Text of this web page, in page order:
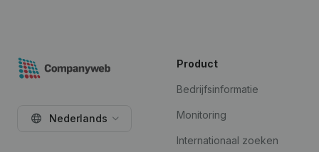
Nederlands
Product
Bedrijfsinformatie
Monitoring
Internationaal zoeken